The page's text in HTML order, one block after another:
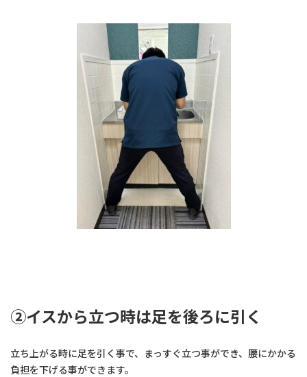
②イスから立つ時は足を後ろに引く
立ち上がる時に足を引く事で、まっすぐ立つ事ができ、腰にかかる
負担を下げる事ができます。